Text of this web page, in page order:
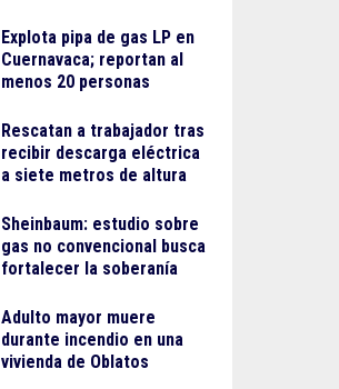
Explota pipa de gas LP en
Cuernavaca; reportan al
menos 20 personas
Rescatan a trabajador tras
recibir descarga eléctrica
a siete metros de altura
Sheinbaum: estudio sobre
gas no convencional busca
fortalecer la soberanía
Adulto mayor muere
durante incendio en una
vivienda de Oblatos